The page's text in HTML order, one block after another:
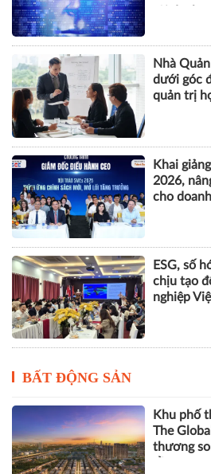
KHOA HỌC QUẢN LÝ
Yêu cầu
Việt Nam
trúc trách
Nhà
dưới góc
quản trị
Khai
2026,
cho
nghiệp Việt